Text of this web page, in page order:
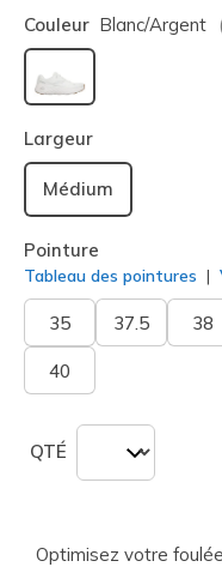
Couleur Blanc/argent
sélectionné
Largeur
Médium
Pointure
Tableau des pointures
35 37.5 38
40
QTÉ
Optimisez votre